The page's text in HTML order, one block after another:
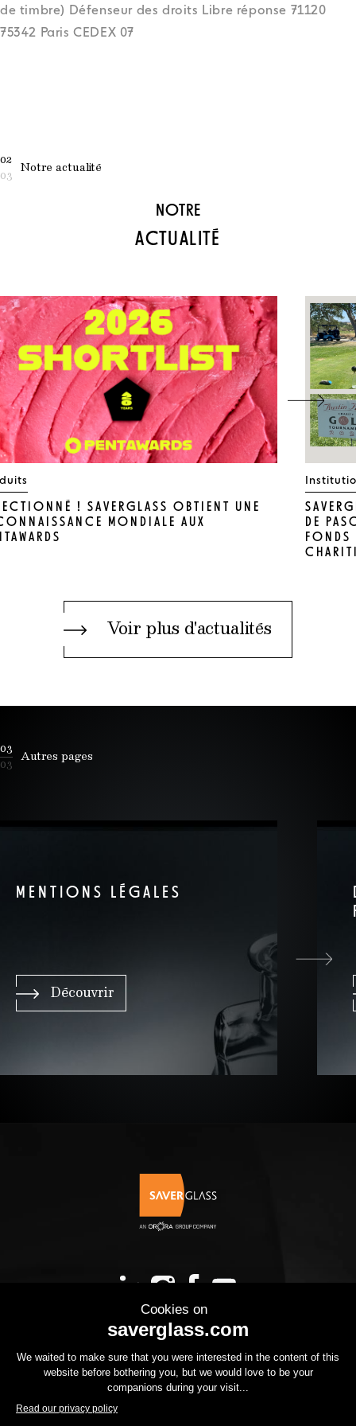
de timbre) Défenseur des droits Libre réponse 71120
75342 Paris CEDEX 07
02
03
Notre actualité
NOTRE
ACTUALITÉ
! SAVERGLASS OBTIENT UNE
MONDIALE AUX
DE
Voir plus d'actualités
03
03
Autres pages
MENTIONS LÉGALES
Découvrir
NOS PRODUITS